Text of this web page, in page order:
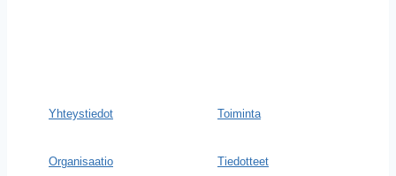
Yhteystiedot Toiminta
Organisaatio Tiedotteet